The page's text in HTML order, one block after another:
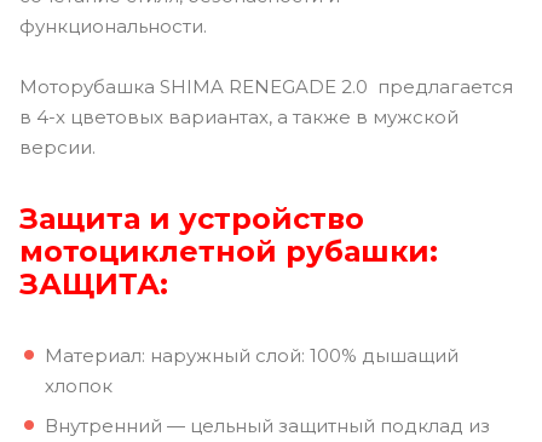
функциональности.
Моторубашка SHIMA RENEGADE 2.0 предлагается
в 4-х цветовых вариантах, а также в мужской
версии.
Защита и устройство
мотоциклетной рубашки:
ЗАЩИТА:
Материал: наружный слой: 100% дышащий
хлопок
Внутренний — цельный защитный подклад из